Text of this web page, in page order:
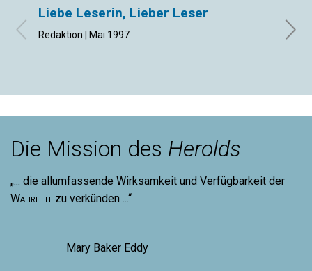
Liebe Leserin, Lieber Leser
Redaktion | Mai 1997
Die Mission des Herolds
„... die allumfassende Wirksamkeit und Verfügbarkeit der
Wahrheit zu verkünden ...“
Mary Baker Eddy